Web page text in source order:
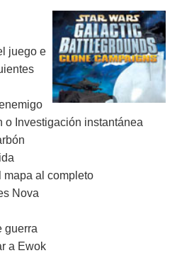
juego e
o Investigación instantánea
mapa al completo
Nova
guerra
a Ewok